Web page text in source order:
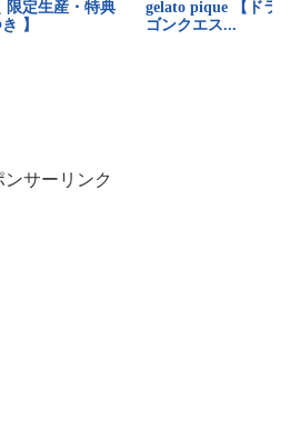
ンサーリンク